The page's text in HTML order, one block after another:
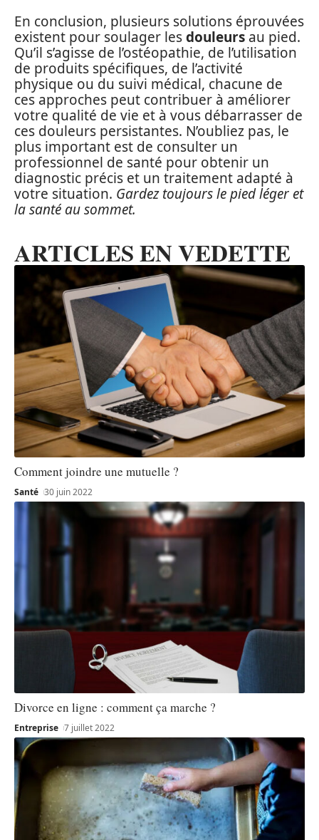
En conclusion, plusieurs solutions éprouvées
existent pour soulager lesdouleurs au pied.
Qu’il s’agisse de l’ostéopathie, de l’utilisation
de produits spécifiques, de l’activité
physique ou du suivi médical, chacune de
ces approches peut contribuer à améliorer
votre qualité de vie et à vous débarrasser de
ces douleurs persistantes. N’oubliez pas, le
plus important est de consulter un
professionnel de santé pour obtenir un
diagnostic précis et un traitement adapté à
votre situation. Gardez toujours le pied léger et
la santé au sommet.
ARTICLES EN VEDETTE
Comment joindre une mutuelle ?
Santé 30 juin 2022
Divorce en ligne : comment ça marche ?
Entreprise 7 juillet 2022